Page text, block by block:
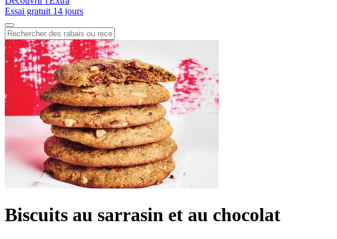
Essai gratuit 14 jours
Biscuits au sarrasin et au chocolat